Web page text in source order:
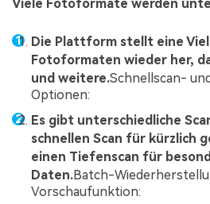
Viele Fotoformate werden
Die Plattform stellt eine
Fotoformaten wieder her,
und weitere.Schnellscan-
Optionen:
Es gibt unterschiedliche
schnellen Scan für kürzlich
einen Tiefenscan für
Daten.Batch-
Vorschaufunktion: